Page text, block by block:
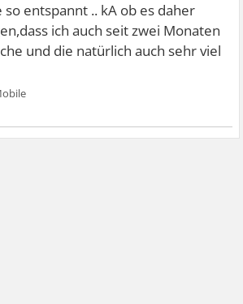
entspannt .. kA ob es daher
ich auch seit zwei Monaten
und die natürlich auch sehr viel